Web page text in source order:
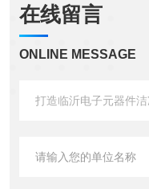
在线留言
ONLINE MESSAGE